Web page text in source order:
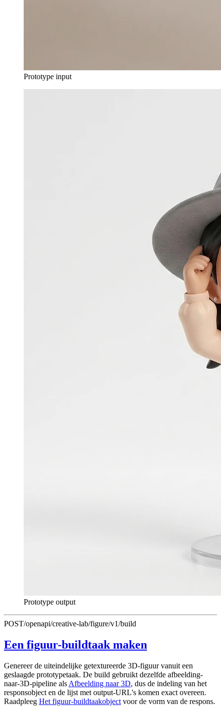
Prototype input
Prototype output
POST/openapi/creative-lab/figure/v1/build
Een figuur-buildtaak maken
Genereer de uiteindelijke getextureerde 3D-figuur vanuit een
geslaagde prototypetaak. De build gebruikt dezelfde afbeelding-
naar-3D-pipeline als Afbeelding naar 3D, dus de indeling van het
responsobject en de lijst met output-URL's komen exact overeen.
Raadpleeg Het figuur-buildtaakobject voor de vorm van de respons.